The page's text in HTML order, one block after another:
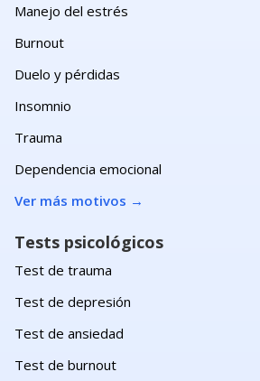
Manejo del estrés
Burnout
Duelo y pérdidas
Insomnio
Trauma
Dependencia emocional
Ver más motivos →
Tests psicológicos
Test de trauma
Test de depresión
Test de ansiedad
Test de burnout